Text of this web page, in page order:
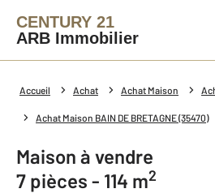
CENTURY 21
ARB Immobilier
Accueil Achat Achat Maison
Achat Maison BAIN DE BRETAGNE (35470)
Maison à vendre
7 pièces - 114 m2